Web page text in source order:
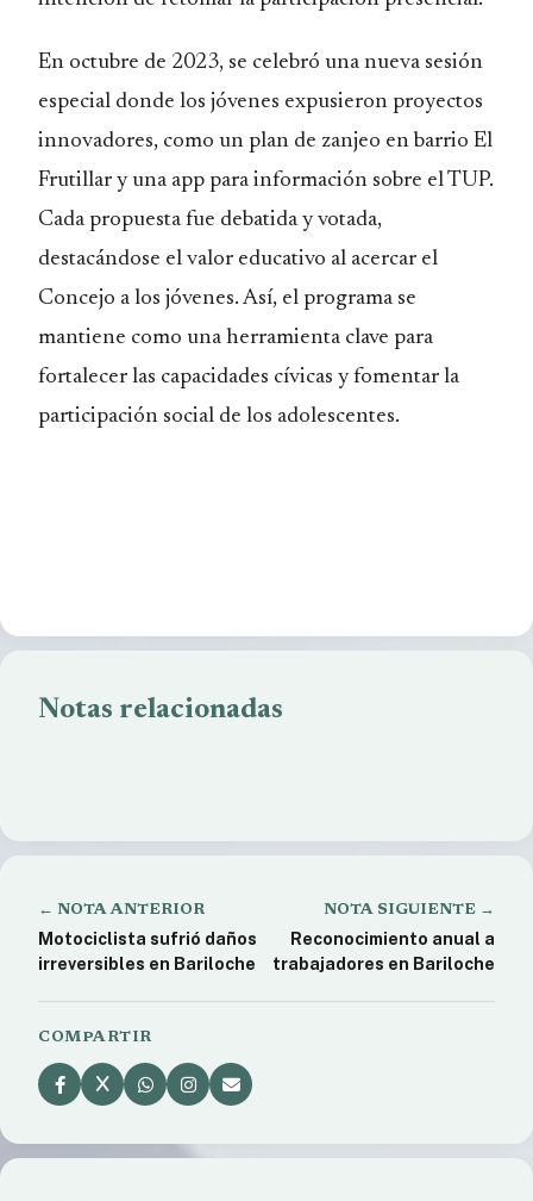
En octubre de 2023, se celebró una nueva sesión
especial donde los jóvenes expusieron proyectos
innovadores, como un plan de zanjeo en barrio El
Frutillar y una app para información sobre el TUP.
Cada propuesta fue debatida y votada,
destacándose el valor educativo al acercar el
Concejo a los jóvenes. Así, el programa se
mantiene como una herramienta clave para
fortalecer las capacidades cívicas y fomentar la
participación social de los adolescentes.
Notas relacionadas
Juntas Vecinales piden CONGELAMIENTO DEL
← NOTA ANTERIOR
Motociclista sufrió daños
irreversibles en Bariloche
NOTA SIGUIENTE →
Reconocimiento anual a
trabajadores en Bariloche
COMPARTIR